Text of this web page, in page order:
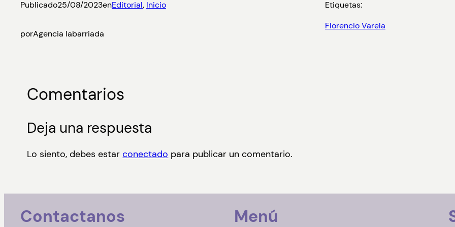
Publicado25/08/2023enEditorial, Inicio
porAgencia labarriada
Etiquetas:
Florencio Varela
Comentarios
Deja una respuesta
Lo siento, debes estarconectado para publicar un comentario.
Contactanos Menú